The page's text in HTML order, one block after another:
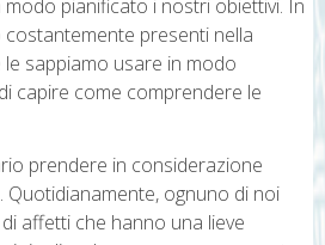
pianificato i nostri obiettivi. In
presenti nella
sappiamo usare in modo
capire come comprendere le
prendere in considerazione
Quotidianamente, ognuno di noi
affetti che hanno una lieve